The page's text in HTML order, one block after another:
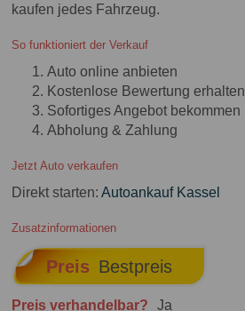
kaufen jedes Fahrzeug.
So funktioniert der Verkauf
Auto online anbieten
Kostenlose Bewertung erhalten
Sofortiges Angebot bekommen
Abholung & Zahlung
Jetzt Auto verkaufen
Direkt starten: Autoankauf Kassel
Zusatzinformationen
Preis Bestpreis
Preis verhandelbar? Ja